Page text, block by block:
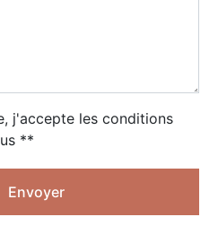
j'accepte les conditions
**
Envoyer